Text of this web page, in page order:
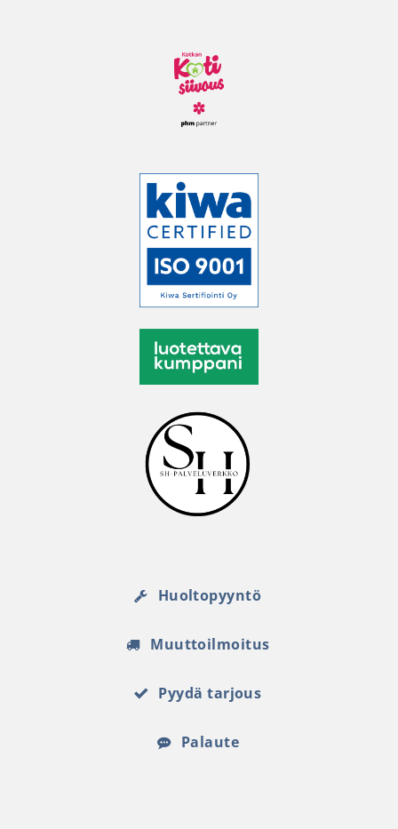
Huoltopyyntö
Muuttoilmoitus
Pyydä tarjous
Palaute